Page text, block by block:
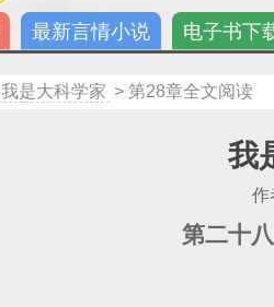
最新言情小说 电子书下
我是大科学家 > 第28章全文阅读
我
作
第二十